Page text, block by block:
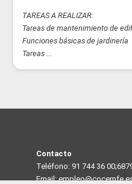
TAREAS A REALIZAR:
Tareas de mantenimiento de
Funciones básicas de jardinería
Tareas ...
Contacto
Teléfono: 91 744 36
Email: